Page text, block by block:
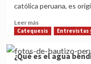
católica peruana, es
Leer másRead
more
Lambayeque:
¡Fiesta
Catequesis Entrevistas
¿Qué es el agua